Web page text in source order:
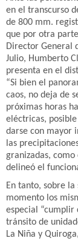
en el transcurso
de 800 mm.
que por otra
Director General
Julio, Humberto
presenta en el
“Si bien el
caos, no deja de
próximas horas
eléctricas,
darse con mayor
las
granizadas, como
delineó el
En tanto, sobre la
momento los
especial “cumplir
tránsito de
La Niña y